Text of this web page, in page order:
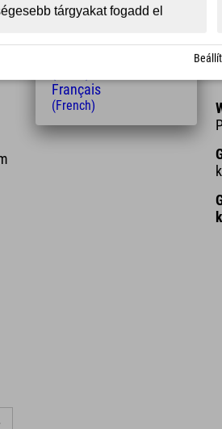
tárgyakat fogadd el
(Polish)
(Hungarian)
Français
(French)